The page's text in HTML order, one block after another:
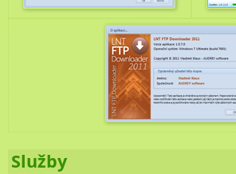
Služby